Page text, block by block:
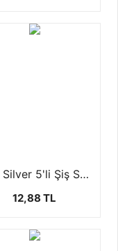
Tunç Silver 5'li Şiş Set (20 cm)
12,88 TL